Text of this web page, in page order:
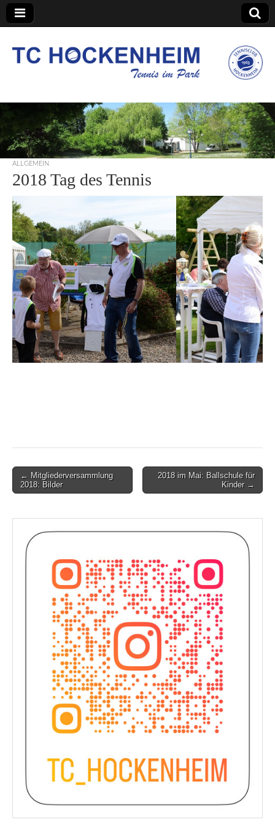
TC Hockenheim
ALLGEMEIN
2018 Tag des Tennis
Post
navigation
← Mitgliederversammlung
2018: Bilder
2018 im Mai: Ballschule für
Kinder →